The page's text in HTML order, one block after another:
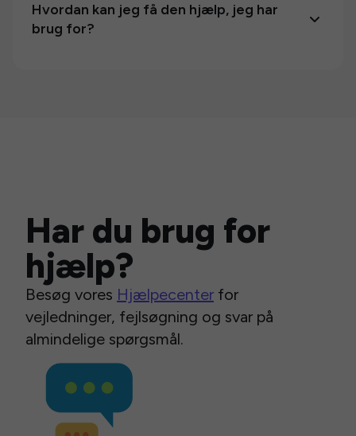
Hvordan kan jeg få den hjælp, jeg har
brug for?
Har du brug for
hjælp?
Besøg vores Hjælpecenter for
vejledninger, fejlsøgning og svar på
almindelige spørgsmål.